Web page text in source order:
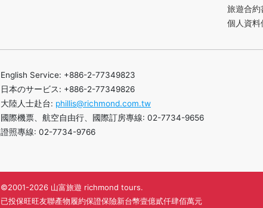
旅遊合約
個人資料
English Service: +886-2-77349823
日本のサービス: +886-2-77349826
大陸人士赴台: phillis@richmond.com.tw
國際機票、航空自由行、國際訂房專線: 02-7734-9656
證照專線: 02-7734-9766
©2001-2026 山富旅遊 richmond tours.
已投保旺旺友聯產物履約保證保險新台幣壹億貳仟肆佰萬元